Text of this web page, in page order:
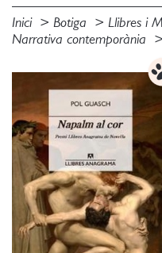
Inici Botiga
Llibres i
Narrativa contemporània